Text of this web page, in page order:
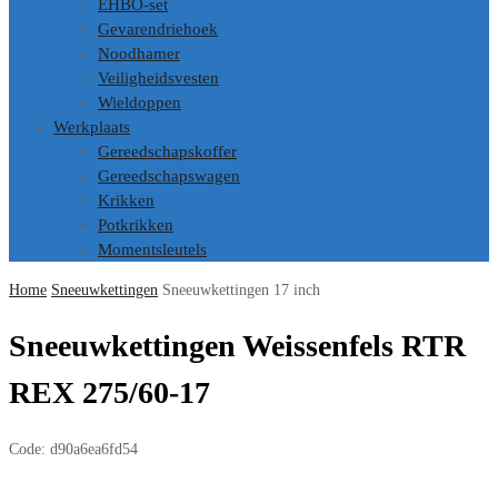
EHBO-set
Gevarendriehoek
Noodhamer
Veiligheidsvesten
Wieldoppen
Werkplaats
Gereedschapskoffer
Gereedschapswagen
Krikken
Potkrikken
Momentsleutels
Home Sneeuwkettingen Sneeuwkettingen 17 inch
Sneeuwkettingen Weissenfels RTR
REX 275/60-17
Code: d90a6ea6fd54